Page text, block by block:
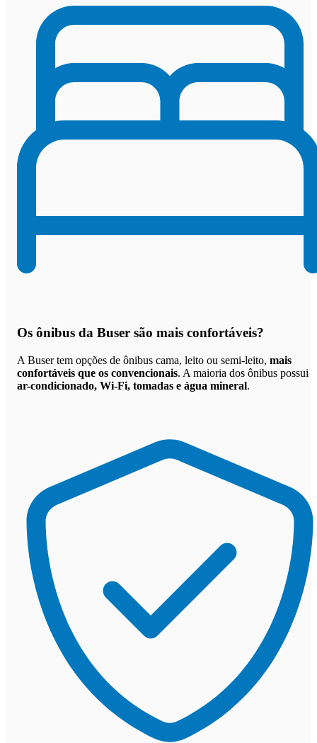
Os ônibus da Buser são mais confortáveis?
A Buser tem opções de ônibus cama, leito ou semi-leito, mais
confortáveis que os convencionais. A maioria dos ônibus possui
ar-condicionado, Wi-Fi, tomadas e água mineral.